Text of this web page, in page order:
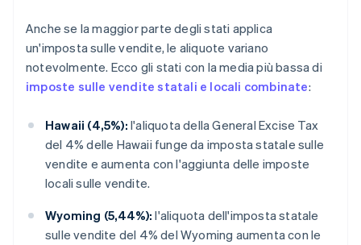
Anche se la maggior parte degli stati applica
un'imposta sulle vendite, le aliquote variano
notevolmente. Ecco gli stati con la media più bassa di
imposte sulle vendite statali e locali combinate:
Hawaii (4,5%): l'aliquota della General Excise Tax
del 4% delle Hawaii funge da imposta statale sulle
vendite e aumenta con l'aggiunta delle imposte
locali sulle vendite.
Wyoming (5,44%): l'aliquota dell'imposta statale
sulle vendite del 4% del Wyoming aumenta con le